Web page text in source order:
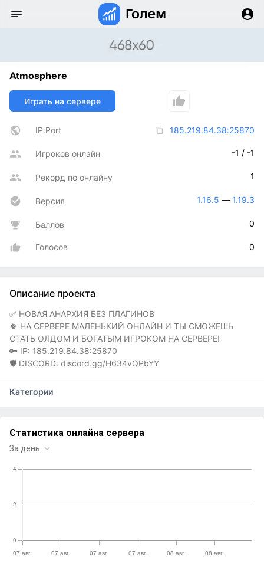
Atmosphere
Играть на сервере
IP:Port 185.219.84.38:25870
Игроков онлайн -1 / -1
Рекорд по онлайну 1
Версия 1.16.5 — 1.19.3
Баллов 0
Голосов 0
Описание проекта
✅ НОВАЯ АНАРХИЯ БЕЗ ПЛАГИНОВ
🍀 НА СЕРВЕРЕ МАЛЕНЬКИЙ ОНЛАЙН И ТЫ СМОЖЕШЬ
СТАТЬ ОЛДОМ И БОГАТЫМ ИГРОКОМ НА СЕРВЕРЕ!
🔑 IP: 185.219.84.38:25870
🛡 DISCORD: discord.gg/H634vQPbYY
Категории